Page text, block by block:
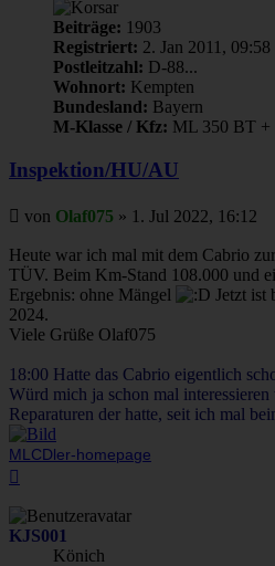
Beiträge: 1903
Registriert: 2. Jan 2011, 09:58
Postleitzahl: D-88...
Wohnort: Kempten
Bundesland: Bayern
M-Klasse / Kfz: ML 350 BT
Inspektion/HU/AU
Beitrag
von Olaf075 » 1. Jul 2022, 16:12
Heute war ich mal mit dem Cabrio
TÜV. Beim Km-Stand 108.000 und
Ergebnis: ohne Mängel
Jetzt ist
2024.
Viele Grüße Olaf075
18:00 Hatte das Cabrio eigentlich
Würd mich ja schon mal
Reparaturen der hatte, seit ich mal
MLCDler-homepage
KJS001
Könich